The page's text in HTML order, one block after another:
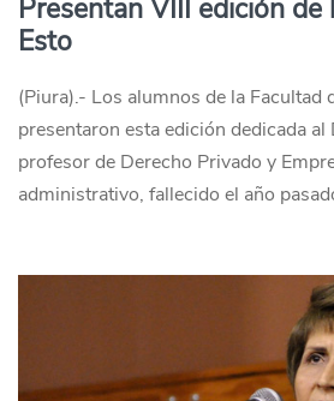
Presentan VIII edición
Esto
(Piura).- Los alumnos de la Facultad
presentaron esta edición dedicada
profesor de Derecho Privado y
administrativo, fallecido el año